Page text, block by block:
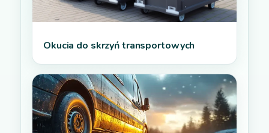
Okucia do skrzyń transportowych